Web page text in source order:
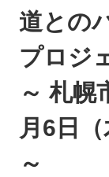
道との
プロジ
～ 札幌
月6日
～